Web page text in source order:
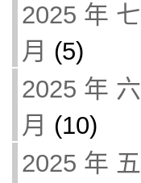
2025 年 七
月 (5)
2025 年 六
月 (10)
2025 年 五